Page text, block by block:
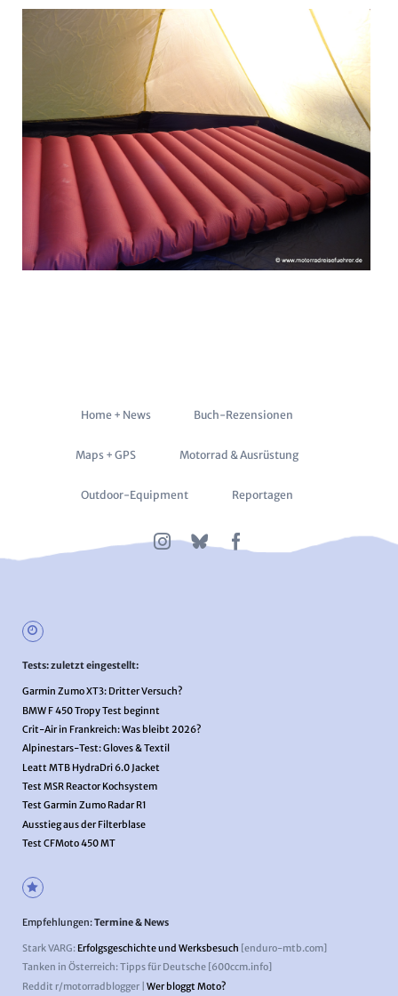
Navigation
Home + News Buch-Rezensionen
Maps + GPS Motorrad & Ausrüstung
Outdoor-Equipment Reportagen
Tests: zuletzt eingestellt:
Garmin Zumo XT3: Dritter Versuch?
BMW F 450 Tropy Test beginnt
Crit-Air in Frankreich: Was bleibt 2026?
Alpinestars-Test: Gloves & Textil
Leatt MTB HydraDri 6.0 Jacket
Test MSR Reactor Kochsystem
Test Garmin Zumo Radar R1
Ausstieg aus der Filterblase
Test CFMoto 450 MT
Empfehlungen:Termine & News
Stark VARG: Erfolgsgeschichte und Werksbesuch [enduro-mtb.com]
Tanken in Österreich: Tipps für Deutsche [600ccm.info]
Reddit r/motorradblogger | Wer bloggt Moto?